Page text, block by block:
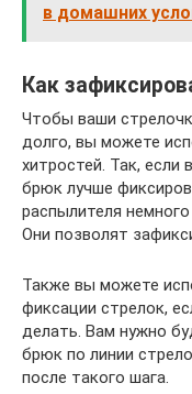
в домашних
Как
Чтобы ваши
долго, вы можете
хитростей. Так,
брюк лучше
распылителя
Они позволят
Также вы можете
фиксации стрелок,
делать. Вам нужно
брюк по линии
после такого шага.